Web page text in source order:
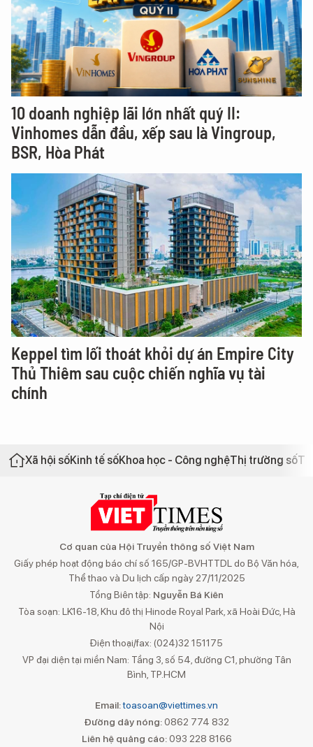
10 doanh nghiệp lãi lớn nhất quý II:
Vinhomes dẫn đầu, xếp sau là Vingroup,
BSR, Hòa Phát
Keppel tìm lối thoát khỏi dự án Empire City
Thủ Thiêm sau cuộc chiến nghĩa vụ tài
chính
Xã hội sốKinh tế sốKhoa học - Công nghệThị trường số
Cơ quan của Hội Truyền thông số Việt Nam
Giấy phép hoạt động báo chí số 165/GP-BVHTTDL do Bộ Văn hóa,
Thể thao và Du lịch cấp ngày 27/11/2025
Tổng Biên tập: Nguyễn Bá Kiên
Tòa soạn: LK16-18, Khu đô thị Hinode Royal Park, xã Hoài Đức, Hà
Nội
Điện thoại/fax: (024)32 151175
VP đại diện tại miền Nam: Tầng 3, số 54, đường C1, phường Tân
Bình, TP.HCM
Email:toasoan@viettimes.vn
Đường dây nóng: 0862 774 832
Liên hệ quảng cáo:093 228 8166